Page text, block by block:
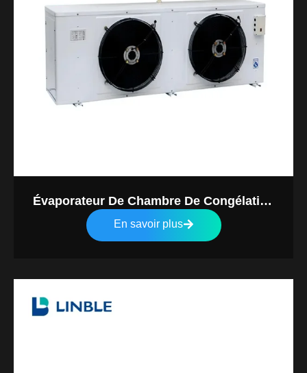
Évaporateur De Chambre De Congélation
Rapide
En savoir plus